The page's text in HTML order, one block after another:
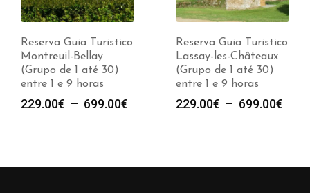
Reserva Guia Turistico
Montreuil-Bellay
(Grupo de 1 até 30)
entre 1 e 9 horas
229.00€ – 699.00€
à
Reserva Guia Turistico
Lassay-les-Châteaux
(Grupo de 1 até 30)
entre 1 e 9 horas
229.00€ – 699.00€
à